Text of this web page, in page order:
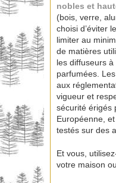
nobles et
(bois, verre,
choisi d’éviter
limiter au
de matières
les diffuseurs
parfumées.
aux
vigueur et
sécurité érigés
Européenne,
testés sur des
Et vous,
votre maison